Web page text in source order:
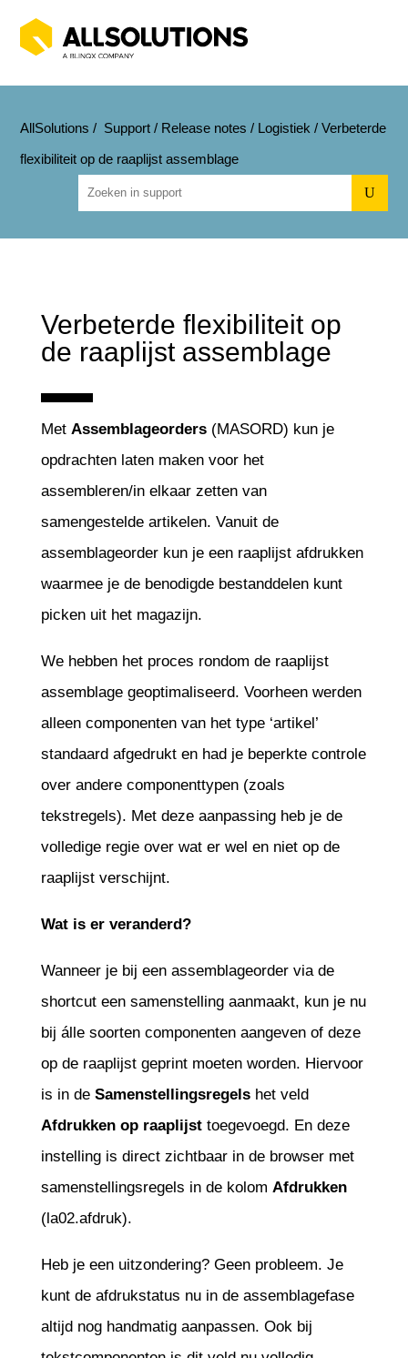
AllSolutions / Support/ Release notes / Logistiek /Verbeterde
flexibiliteit op de raaplijst assemblage
U
Verbeterde flexibiliteit op
de raaplijst assemblage
Met Assemblageorders(MASORD) kun je
opdrachten laten maken voor het
assembleren/in elkaar zetten van
samengestelde artikelen. Vanuit de
assemblageorder kun je een raaplijst afdrukken
waarmee je de benodigde bestanddelen kunt
picken uit het magazijn.
We hebben het proces rondom de raaplijst
assemblage geoptimaliseerd. Voorheen werden
alleen componenten van het type ‘artikel’
standaard afgedrukt en had je beperkte controle
over andere componenttypen (zoals
tekstregels). Met deze aanpassing heb je de
volledige regie over wat er wel en niet op de
raaplijst verschijnt.
Wat is er veranderd?
Wanneer je bij een assemblageorder via de
shortcut een samenstelling aanmaakt, kun je nu
bij álle soorten componenten aangeven of deze
op de raaplijst geprint moeten worden. Hiervoor
is in de Samenstellingsregelshet veld
Afdrukken op raaplijsttoegevoegd. En deze
instelling is direct zichtbaar in de browser met
samenstellingsregels in de kolom Afdrukken
(la02.afdruk).
Heb je een uitzondering? Geen probleem. Je
kunt de afdrukstatus nu in de assemblagefase
altijd nog handmatig aanpassen. Ook bij